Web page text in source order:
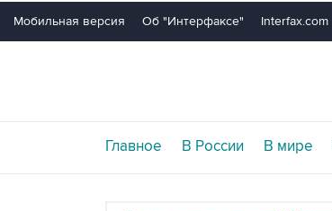
Мобильная версия Об "Интерфаксе" Interfax.com
Главное В России В мире